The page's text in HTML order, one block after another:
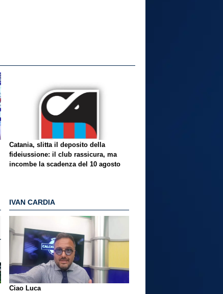
Catania, slitta il deposito della
fideiussione: il club rassicura, ma
incombe la scadenza del 10 agosto
IVAN CARDIA
Ciao Luca